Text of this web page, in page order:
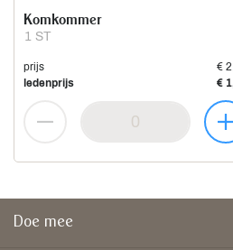
1 ST
Komkommer
prijs
€
ledenprijs
€
Doe mee